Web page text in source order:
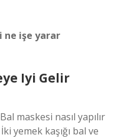
ne işe yarar
Iyi Gelir
maskesi nasıl yapılır
yemek kaşığı bal ve